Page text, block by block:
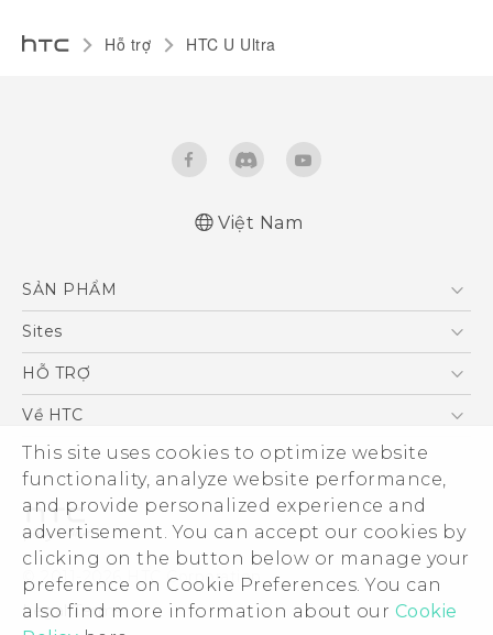
This site uses cookies to optimize website
functionality, analyze website performance,
and provide personalized experience and
advertisement. You can accept our cookies by
clicking on the button below or manage your
preference on Cookie Preferences. You can
also find more information about our Cookie
Hỗ trợ HTC U Ultra‎
Việt Nam
SẢN PHẨM
5G
Điện Thoại Thông Minh
VIVE
Sites
HTC Dev
HỖ TRỢ
Trung tâm hỗ trợ
Hỗ trợ bảo hành HTC
Về HTC
ESG
Nhà đầu tư
Làm việc tại HTC
Chính sách bảo mật
Bảo mật sản phẩm
Thông Tin Đấu Thầu
© 2011-2026 HTC Corporation
Legal Terms